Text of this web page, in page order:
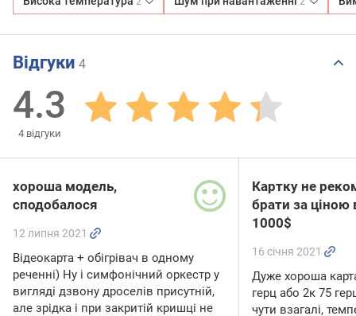
Відгуки 4
4.3
4 відгуки
хороша модель,
сподобалося
12 липня 2021
Відеокарта + обігрівач в одному
реченні) Ну і симфонічний оркестр у
вигляді дзвону дроселів присутній,
але зрідка і при закритій кришці не
Картку не
брати за
1000$
16 січня 2021
Дуже хороша
герц або 2к 75
чути взагалі,